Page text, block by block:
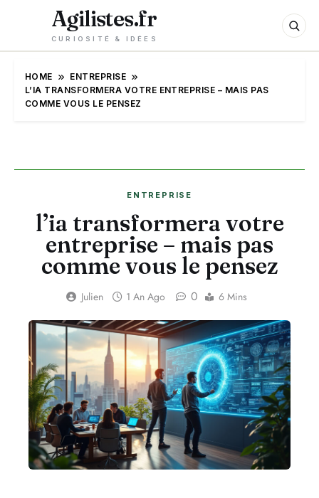
Agilistes.fr
CURIOSITÉ & IDÉES
HOME
ENTREPRISE
L’IA TRANSFORMERA VOTRE ENTREPRISE – MAIS PAS
COMME VOUS LE PENSEZ
ENTREPRISE
l’ia transformera votre
entreprise – mais pas
comme vous le pensez
Julien 1 An Ago 0 6 Mins